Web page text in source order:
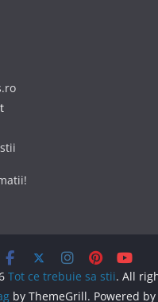
Tot ce trebuie sa stii. All
by ThemeGrill. Powered by